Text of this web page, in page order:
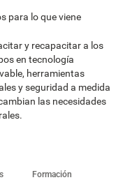
para lo que viene
y recapacitar a los
en tecnología
herramientas
y seguridad a medida
las necesidades
Formación